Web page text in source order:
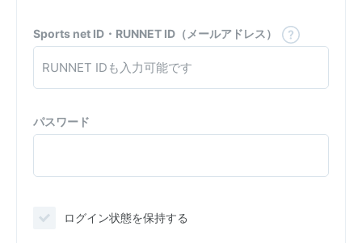
Sports net ID・RUNNET ID（メールアドレス）
パスワード
ログイン状態を保持する